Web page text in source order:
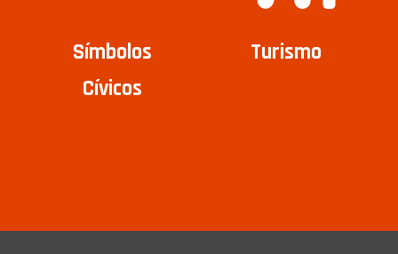
Símbolos
Cívicos
Turismo